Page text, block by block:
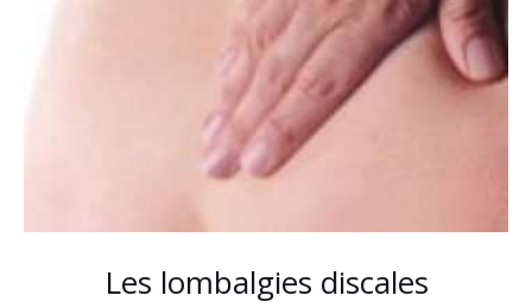
Les lombalgies discales